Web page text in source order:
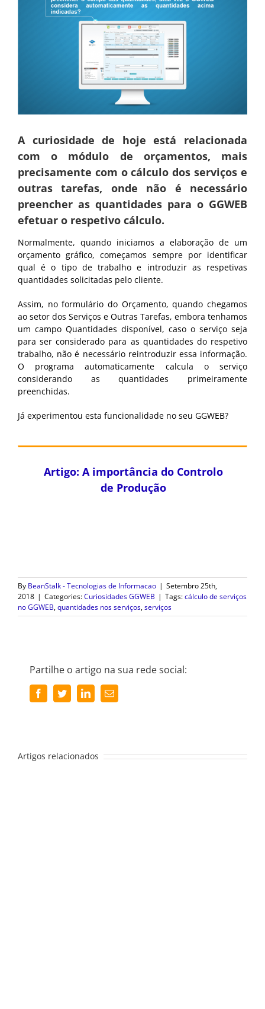
A curiosidade de hoje está relacionada
com o módulo de orçamentos, mais
precisamente com o cálculo dos serviços e
outras tarefas, onde não é necessário
preencher as quantidades para o GGWEB
efetuar o respetivo cálculo.
Normalmente, quando iniciamos a elaboração de um
orçamento gráfico, começamos sempre por identificar
qual é o tipo de trabalho e introduzir as respetivas
quantidades solicitadas pelo cliente.
Assim, no formulário do Orçamento, quando chegamos
ao setor dos Serviços e Outras Tarefas, embora tenhamos
um campo Quantidades disponível, caso o serviço seja
para ser considerado para as quantidades do respetivo
trabalho, não é necessário reintroduzir essa informação.
O programa automaticamente calcula o serviço
considerando as quantidades primeiramente
preenchidas.
Já experimentou esta funcionalidade no seu GGWEB?
Artigo: A importância do Controlo
de Produção
By BeanStalk - Tecnologias de Informacao | Setembro 25th,
2018 | Categories:Curiosidades GGWEB | Tags:cálculo de serviços
no GGWEB,quantidades nos serviços,serviços
Partilhe o artigo na sua rede social:
FacebookTwitterLinkedInEmail
(necessário
Artigos relacionados